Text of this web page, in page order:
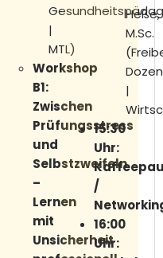
|
MTL)
Workshop
B1:
Zwischen
Prüfungsstress
und
Selbstzweifeln
–
Lernen
mit
Unsicherheit
Heße,
M.Sc.
|
15:30
Uhr:
/
16:00
Uhr: